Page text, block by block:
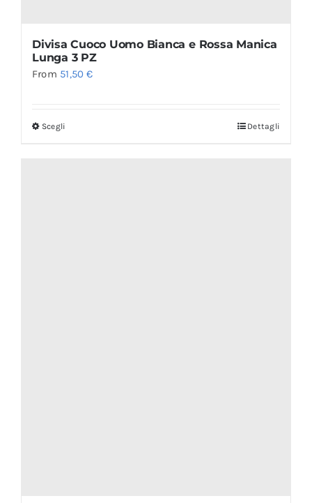
Divisa Cuoco Uomo Bianca e Rossa Manica
Lunga 3 PZ
From 51,50€
Scegli Dettagli